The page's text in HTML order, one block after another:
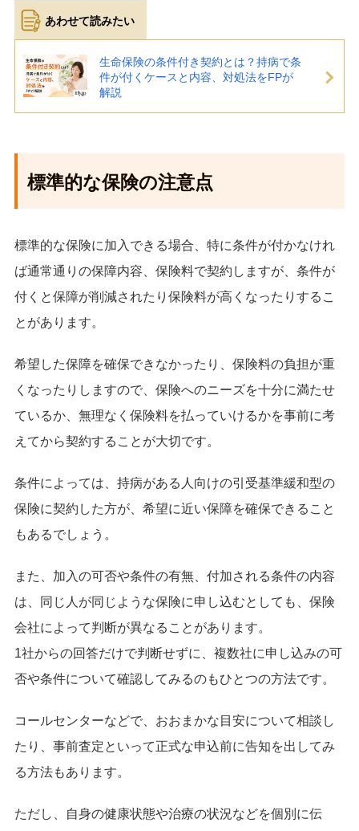
生命保険の条件付き契約とは？持病で条
件が付くケースと内容、対処法をFPが
解説
標準的な保険の注意点
標準的な保険に加入できる場合、特に条件が付かなけれ
ば通常通りの保障内容、保険料で契約しますが、条件が
付くと保障が削減されたり保険料が高くなったりするこ
とがあります。
希望した保障を確保できなかったり、保険料の負担が重
くなったりしますので、保険へのニーズを十分に満たせ
ているか、無理なく保険料を払っていけるかを事前に考
えてから契約することが大切です。
条件によっては、持病がある人向けの引受基準緩和型の
保険に契約した方が、希望に近い保障を確保できること
もあるでしょう。
また、加入の可否や条件の有無、付加される条件の内容
は、同じ人が同じような保険に申し込むとしても、保険
会社によって判断が異なることがあります。
1社からの回答だけで判断せずに、複数社に申し込みの可
否や条件について確認してみるのもひとつの方法です。
コールセンターなどで、おおまかな目安について相談し
たり、事前査定といって正式な申込前に告知を出してみ
る方法もあります。
ただし、自身の健康状態や治療の状況などを個別に伝